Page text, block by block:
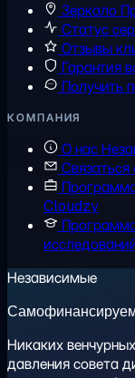
Зеркало
Статус
Отзывы
Гарантия
Получить
КОМПАНИЯ
О нас
Связаться
Cloudzy
Независимые
Никаких
давления совета